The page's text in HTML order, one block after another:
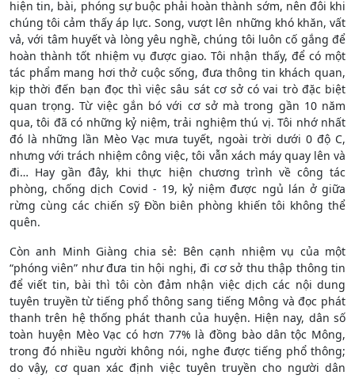
hiện tin, bài, phóng sự buộc phải hoàn thành sớm, nên đôi khi
chúng tôi cảm thấy áp lực. Song, vượt lên những khó khăn, vất
vả, với tâm huyết và lòng yêu nghề, chúng tôi luôn cố gắng để
hoàn thành tốt nhiệm vụ được giao. Tôi nhận thấy, để có một
tác phẩm mang hơi thở cuộc sống, đưa thông tin khách quan,
kịp thời đến bạn đọc thì việc sâu sát cơ sở có vai trò đặc biệt
quan trọng. Từ việc gắn bó với cơ sở mà trong gần 10 năm
qua, tôi đã có những kỷ niệm, trải nghiệm thú vị. Tôi nhớ nhất
đó là những lần Mèo Vạc mưa tuyết, ngoài trời dưới 0 độ C,
nhưng với trách nhiệm công việc, tôi vẫn xách máy quay lên và
đi… Hay gần đây, khi thực hiện chương trình về công tác
phòng, chống dịch Covid - 19, kỷ niệm được ngủ lán ở giữa
rừng cùng các chiến sỹ Đồn biên phòng khiến tôi không thể
quên.
Còn anh Minh Giàng chia sẻ: Bên cạnh nhiệm vụ của một
“phóng viên” như đưa tin hội nghị, đi cơ sở thu thập thông tin
để viết tin, bài thì tôi còn đảm nhận việc dịch các nội dung
tuyên truyền từ tiếng phổ thông sang tiếng Mông và đọc phát
thanh trên hệ thống phát thanh của huyện. Hiện nay, dân số
toàn huyện Mèo Vạc có hơn 77% là đồng bào dân tộc Mông,
trong đó nhiều người không nói, nghe được tiếng phổ thông;
do vậy, cơ quan xác định việc tuyên truyền cho người dân